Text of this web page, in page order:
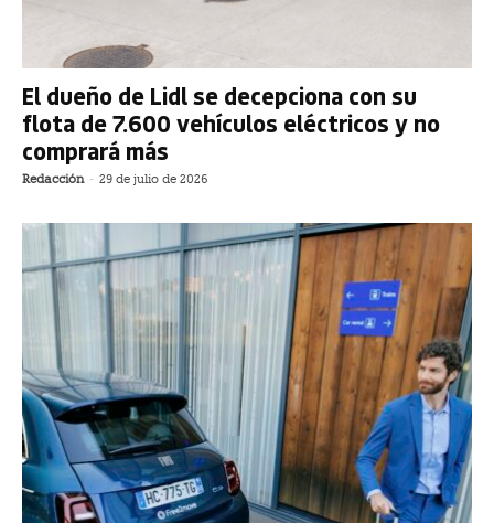
El dueño de Lidl se decepciona con su
flota de 7.600 vehículos eléctricos y no
comprará más
Redacción - 29 de julio de 2026